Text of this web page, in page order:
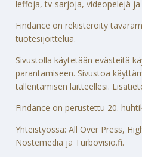
leffoja, tv-sarjoja, videopelejä ja
Findance on rekisteröity
tuotesijoittelua.
Sivustolla käytetään evästeitä
parantamiseen. Sivustoa
tallentamisen laitteellesi.
Findance on perustettu 20.
Yhteistyössä: All Over Press,
Nostemedia ja Turbovisio.fi.